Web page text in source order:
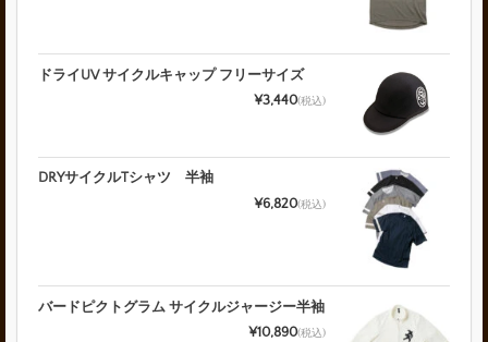
ドライUV サイクルキャップ フリーサイズ
¥3,440(税込)
DRYサイクルTシャツ 半袖
¥6,820(税込)
バードピクトグラム サイクルジャージー半袖
¥10,890(税込)